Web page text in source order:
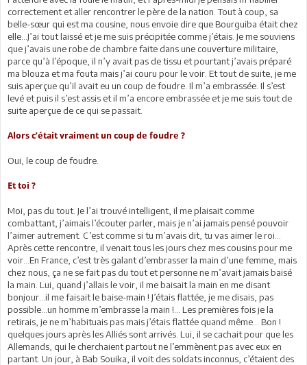
correctement et aller rencontrer le père de la nation. Tout à coup, sa
belle-sœur qui est ma cousine, nous envoie dire que Bourguiba était chez
elle…J’ai tout laissé et je me suis précipitée comme j’étais. Je me souviens
que j’avais une robe de chambre faite dans une couverture militaire,
parce qu’à l’époque, il n’y avait pas de tissu et pourtant j’avais préparé
ma blouza et ma fouta mais j’ai couru pour le voir. Et tout de suite, je me
suis aperçue qu’il avait eu un coup de foudre. Il m’a embrassée. Il s’est
levé et puis il s’est assis et il m’a encore embrassée et je me suis tout de
suite aperçue de ce qui se passait.
Alors c’était vraiment un coup de foudre ?
Oui, le coup de foudre.
Et toi ?
Moi, pas du tout. Je l’ai trouvé intelligent, il me plaisait comme
combattant, j’aimais l’écouter parler, mais je n’ai jamais pensé pouvoir
l’aimer autrement. C’est comme si tu m’avais dit, tu vas aimer le roi…
Après cette rencontre, il venait tous les jours chez mes cousins pour me
voir…En France, c’est très galant d’embrasser la main d’une femme, mais
chez nous, ça ne se fait pas du tout et personne ne m’avait jamais baisé
la main. Lui, quand j’allais le voir, il me baisait la main en me disant
bonjour…il me faisait le baise-main ! J’étais flattée, je me disais, pas
possible…un homme m’embrasse la main !… Les premières fois je la
retirais, je ne m’habituais pas mais j’étais flattée quand même… Bon !
quelques jours après les Alliés sont arrivés. Lui, il se cachait pour que les
Allemands, qui le cherchaient partout ne l’emmènent pas avec eux en
partant. Un jour, à Bab Souika, il voit des soldats inconnus, c’étaient des